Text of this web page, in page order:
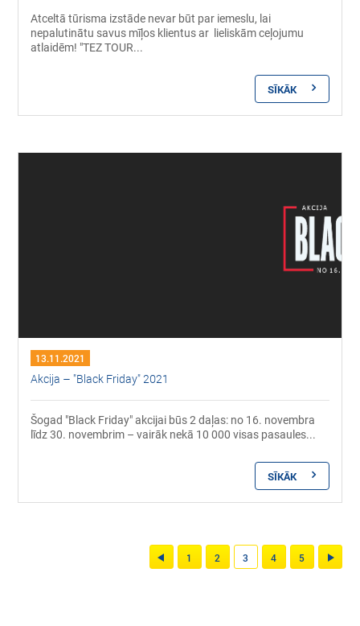
Atceltā tūrisma izstāde nevar būt par iemeslu, lai
nepalutinātu savus mīļos klientus ar lieliskām ceļojumu
atlaidēm! "TEZ TOUR...
SĪKĀK
13.11.2021
Akcija – "Black Friday" 2021
Šogad "Black Friday"​ akcijai būs 2 daļas: no 16. novembra
līdz 30. novembrim – vairāk nekā 10 000 visas pasaules...
SĪKĀK
1 2 3 4 5